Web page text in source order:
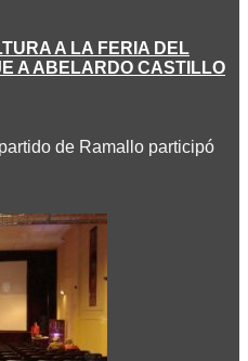
A LA FERIA DEL
A ABELARDO CASTILLO
de Ramallo participó